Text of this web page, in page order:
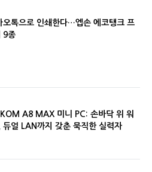
오톡으로 인쇄한다…엡손 에코탱크 프
9종
A8 MAX 미니 PC: 손바닥 위 워
듀얼 LAN까지 갖춘 묵직한 실력자